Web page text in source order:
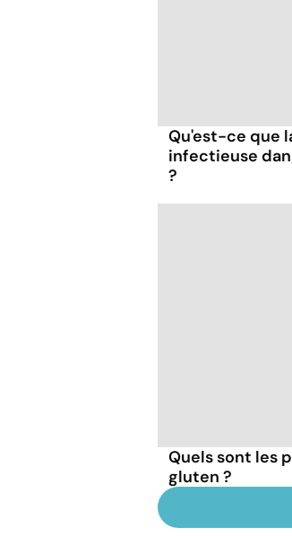
Qu'est-ce que
infectieuse
?
Quels sont les
gluten ?